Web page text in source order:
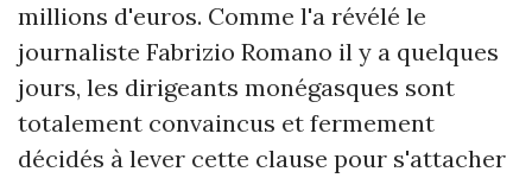
millions d'euros. Comme l'a révélé le
journaliste Fabrizio Romano il y a quelques
jours, les dirigeants monégasques sont
totalement convaincus et fermement
décidés à lever cette clause pour s'attacher